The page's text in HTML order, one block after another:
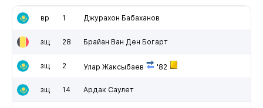
вр 1 Джурахон Бабаханов
зщ 28 Брайан Ван Ден Богарт
зщ 2 Улар Жаксыбаев '82
зщ 14 Ардак Саулет